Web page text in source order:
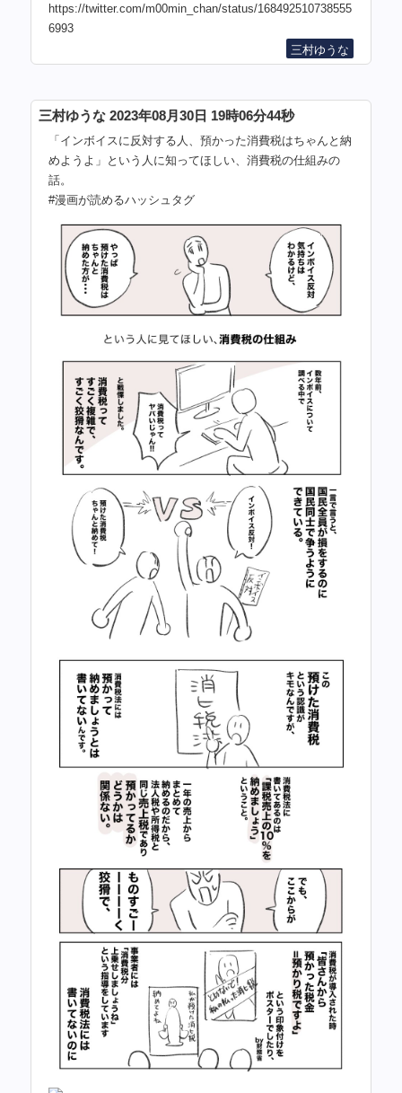
https://twitter.com/m00min_chan/status/168492510738555
6993
三村ゆうな
三村ゆうな 2023年08月30日 19時06分44秒
「インボイスに反対する人、預かった消費税はちゃんと納
めようよ」という人に知ってほしい、消費税の仕組みの
話。
#漫画が読めるハッシュタグ